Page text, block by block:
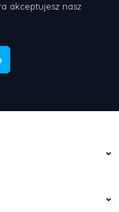
akceptujesz nasz